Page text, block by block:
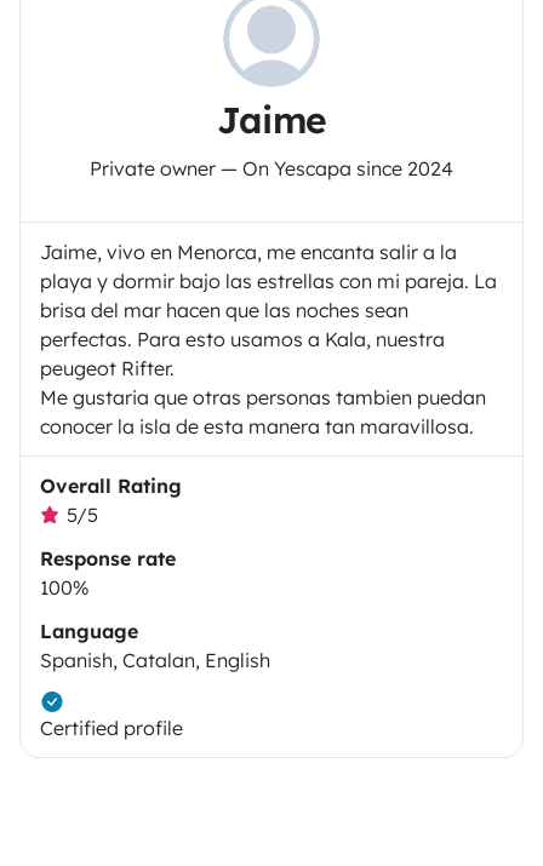
Jaime
Private owner — On Yescapa since 2024
Jaime, vivo en Menorca, me encanta salir a la
playa y dormir bajo las estrellas con mi pareja. La
brisa del mar hacen que las noches sean
perfectas. Para esto usamos a Kala, nuestra
peugeot Rifter.
Me gustaria que otras personas tambien puedan
conocer la isla de esta manera tan maravillosa.
Overall Rating
5/5
Response rate
100%
Language
Spanish, Catalan, English
Certified profile